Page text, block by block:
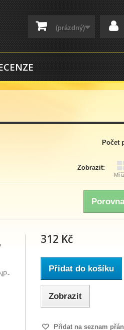
(prázdný)
Počet
Zobrazit:
312 Kč
Přidat do košíku
Zobrazit
Přidat na seznam